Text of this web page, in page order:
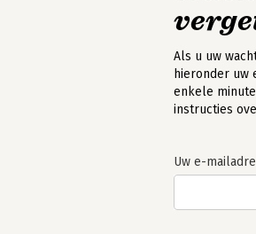
Als u uw
hieronder uw
enkele
instructies
Uw e-